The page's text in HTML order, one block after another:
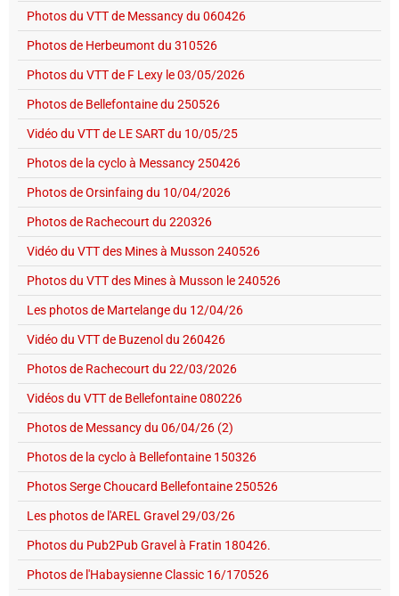
Photos du VTT de Messancy du 060426
Photos de Herbeumont du 310526
Photos du VTT de F Lexy le 03/05/2026
Photos de Bellefontaine du 250526
Vidéo du VTT de LE SART du 10/05/25
Photos de la cyclo à Messancy 250426
Photos de Orsinfaing du 10/04/2026
Photos de Rachecourt du 220326
Vidéo du VTT des Mines à Musson 240526
Photos du VTT des Mines à Musson le 240526
Les photos de Martelange du 12/04/26
Vidéo du VTT de Buzenol du 260426
Photos de Rachecourt du 22/03/2026
Vidéos du VTT de Bellefontaine 080226
Photos de Messancy du 06/04/26 (2)
Photos de la cyclo à Bellefontaine 150326
Photos Serge Choucard Bellefontaine 250526
Les photos de l'AREL Gravel 29/03/26
Photos du Pub2Pub Gravel à Fratin 180426.
Photos de l'Habaysienne Classic 16/170526